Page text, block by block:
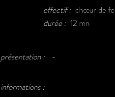
effectif : chœur de
durée : 12 mn
présentation : -
informations :